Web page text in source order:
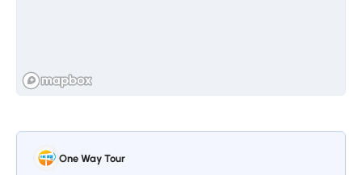
ճարտարապետության եւ պատմության
One Way Tour